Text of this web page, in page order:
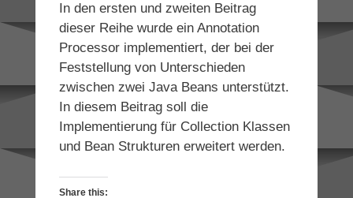
In den ersten und zweiten Beitrag
dieser Reihe wurde ein Annotation
Processor implementiert, der bei der
Feststellung von Unterschieden
zwischen zwei Java Beans unterstützt.
In diesem Beitrag soll die
Implementierung für Collection Klassen
und Bean Strukturen erweitert werden.
Share this: